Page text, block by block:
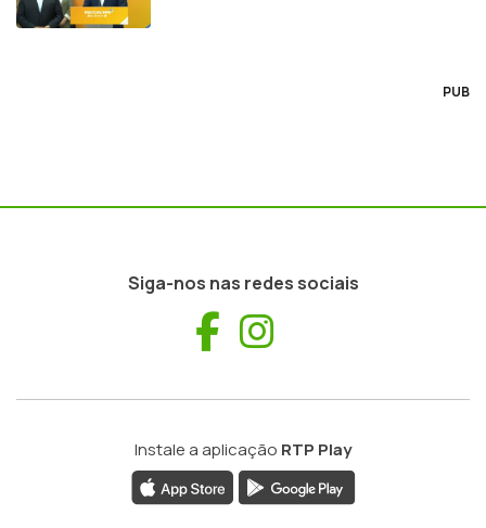
PUB
Siga-nos nas redes sociais
Facebook
Instale a aplicação RTP Play